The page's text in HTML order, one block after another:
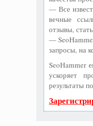
— Все
вечные
отзывы,
—
запросы, на
SeoHammer
ускоряет
результаты